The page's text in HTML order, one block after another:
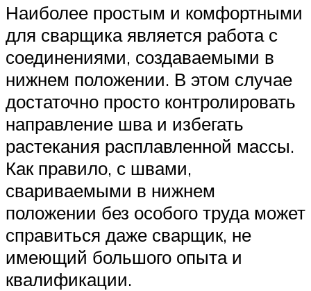
Наиболее простым и комфортными
для сварщика является работа с
соединениями, создаваемыми в
нижнем положении. В этом случае
достаточно просто контролировать
направление шва и избегать
растекания расплавленной массы.
Как правило, с швами,
свариваемыми в нижнем
положении без особого труда может
справиться даже сварщик, не
имеющий большого опыта и
квалификации.